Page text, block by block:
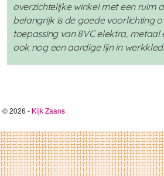
overzichtelijke winkel met een ruim
belangrijk is de goede voorlichting
toepassing van 8VC elektra, metaal
ook nog een aardige lijn in
© 2026 - Kijk Zaans